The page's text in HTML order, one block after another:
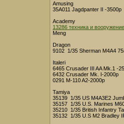
Amusing
35A011 Jagdpanter II -3500p
Academy
13286 техника и
Meng
Dragon
9102 1/35 Sherman M4A4
Italeri
6465 Crusader III AA Mk.1 -
6432 Crusader Mk. I-2000p
0291 M-110 A2-2000p
Tamiya
35139 1/35 US M4A3E2
35157 1/35 U.S. Marines
35210 1/35 British Infantry
35132 1/35 U.S M2 Bradley